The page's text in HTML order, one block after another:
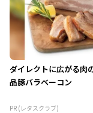
ダイレクトに広がる肉
品豚バラベーコン
PR (レタスクラブ)